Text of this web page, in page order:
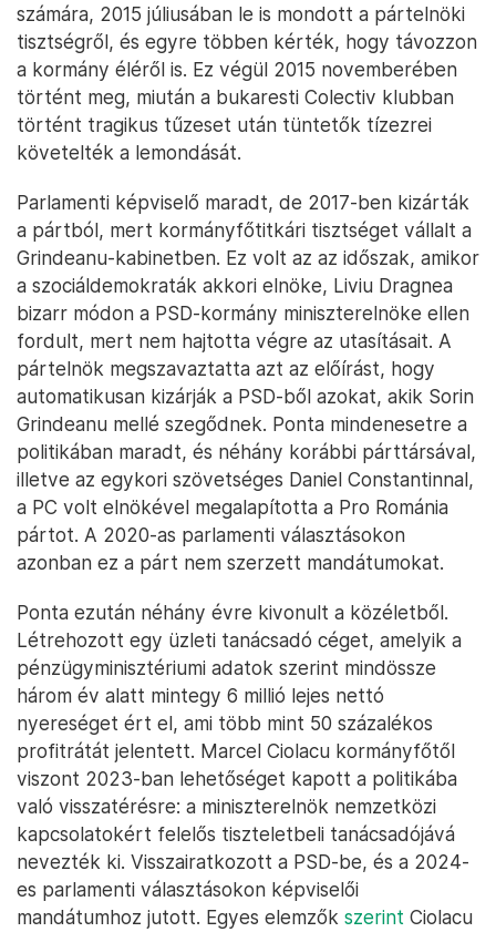
számára, 2015 júliusában le is mondott a pártelnöki
tisztségről, és egyre többen kérték, hogy távozzon
a kormány éléről is. Ez végül 2015 novemberében
történt meg, miután a bukaresti Colectiv klubban
történt tragikus tűzeset után tüntetők tízezrei
követelték a lemondását.
Parlamenti képviselő maradt, de 2017-ben kizárták
a pártból, mert kormányfőtitkári tisztséget vállalt a
Grindeanu-kabinetben. Ez volt az az időszak, amikor
a szociáldemokraták akkori elnöke, Liviu Dragnea
bizarr módon a PSD-kormány miniszterelnöke ellen
fordult, mert nem hajtotta végre az utasításait. A
pártelnök megszavaztatta azt az előírást, hogy
automatikusan kizárják a PSD-ből azokat, akik Sorin
Grindeanu mellé szegődnek. Ponta mindenesetre a
politikában maradt, és néhány korábbi párttársával,
illetve az egykori szövetséges Daniel Constantinnal,
a PC volt elnökével megalapította a Pro Románia
pártot. A 2020-as parlamenti választásokon
azonban ez a párt nem szerzett mandátumokat.
Ponta ezután néhány évre kivonult a közéletből.
Létrehozott egy üzleti tanácsadó céget, amelyik a
pénzügyminisztériumi adatok szerint mindössze
három év alatt mintegy 6 millió lejes nettó
nyereséget ért el, ami több mint 50 százalékos
profitrátát jelentett. Marcel Ciolacu kormányfőtől
viszont 2023-ban lehetőséget kapott a politikába
való visszatérésre: a miniszterelnök nemzetközi
kapcsolatokért felelős tiszteletbeli tanácsadójává
nevezték ki. Visszairatkozott a PSD-be, és a 2024-
es parlamenti választásokon képviselői
mandátumhoz jutott. Egyes elemzők szerint Ciolacu